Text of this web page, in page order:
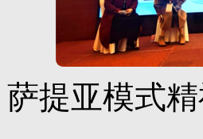
萨提亚模式